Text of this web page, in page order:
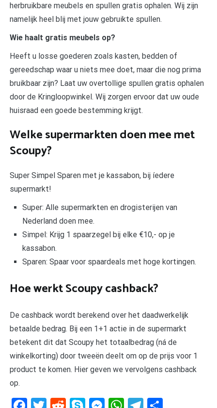
herbruikbare meubels en spullen gratis ophalen. Wij zijn
namelijk heel blij met jouw gebruikte spullen.
Wie haalt gratis meubels op?
Heeft u losse goederen zoals kasten, bedden of
gereedschap waar u niets mee doet, maar die nog prima
bruikbaar zijn? Laat uw overtollige spullen gratis ophalen
door de Kringloopwinkel. Wij zorgen ervoor dat uw oude
huisraad een goede bestemming krijgt.
Welke supermarkten doen mee met
Scoupy?
Super Simpel Sparen met je kassabon, bij íedere
supermarkt!
Super: Alle supermarkten en drogisterijen van
Nederland doen mee.
Simpel: Krijg 1 spaarzegel bij elke €10,- op je
kassabon.
Sparen: Spaar voor spaardeals met hoge kortingen.
Hoe werkt Scoupy cashback?
De cashback wordt berekend over het daadwerkelijk
betaalde bedrag. Bij een 1+1 actie in de supermarkt
betekent dit dat Scoupy het totaalbedrag (ná de
winkelkorting) door tweeën deelt om op de prijs voor 1
product te komen. Hier geven we vervolgens cashback
op.